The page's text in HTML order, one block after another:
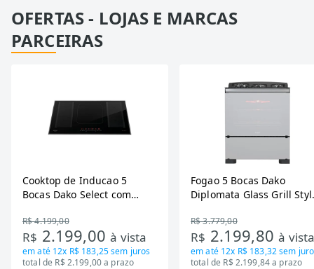
OFERTAS - LOJAS E MARCAS
PARCEIRAS
Cooktop de Inducao 5
Bocas Dako Select com
R$ 4.199,00
R$ 2.199,00à vista
em até 12x R$ 183,25sem juros
total de R$ 2.199,00 a prazo
Fogao 5 Bocas Dako
Diplomata Glass Grill
R$ 3.779,00
R$ 2.199,80à
em até 12x R$ 183,32sem
total de R$ 2.199,84 a prazo